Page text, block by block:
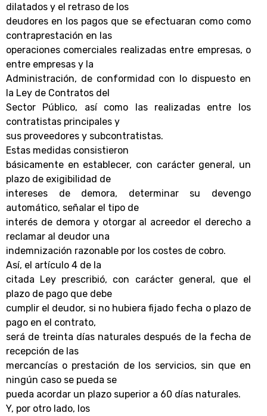
dilatados y el retraso de los
deudores en los pagos que se efectuaran como como
contraprestación en las
operaciones comerciales realizadas entre empresas, o
entre empresas y la
Administración, de conformidad con lo dispuesto en
la Ley de Contratos del
Sector Público, así como las realizadas entre los
contratistas principales y
sus proveedores y subcontratistas.
Estas medidas consistieron
básicamente en establecer, con carácter general, un
plazo de exigibilidad de
intereses de demora, determinar su devengo
automático, señalar el tipo de
interés de demora y otorgar al acreedor el derecho a
reclamar al deudor una
indemnización razonable por los costes de cobro.
Así, el artículo 4 de la
citada Ley prescribió, con carácter general, que el
plazo de pago que debe
cumplir el deudor, si no hubiera fijado fecha o plazo de
pago en el contrato,
será de treinta días naturales después de la fecha de
recepción de las
mercancías o prestación de los servicios, sin que en
ningún caso se pueda se
pueda acordar un plazo superior a 60 días naturales.
Y, por otro lado, los